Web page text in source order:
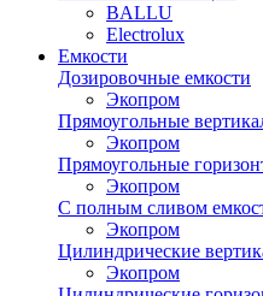
BALLU
Electrolux
Емкости
Дозировочные емкости
Экопром
Прямоугольные
Экопром
Прямоугольные
Экопром
С полным сливом
Экопром
Цилиндрические
Экопром